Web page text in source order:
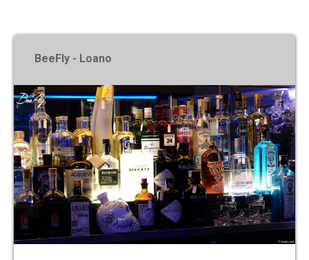
BeeFly - Loano